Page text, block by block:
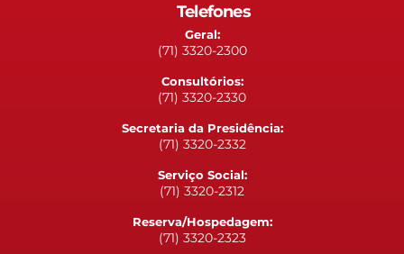
Telefones
Geral:
(71) 3320-2300
Consultórios:
(71) 3320-2330
Secretaria da Presidência:
(71) 3320-2332
Serviço Social:
(71) 3320-2312
Reserva/Hospedagem:
(71) 3320-2323